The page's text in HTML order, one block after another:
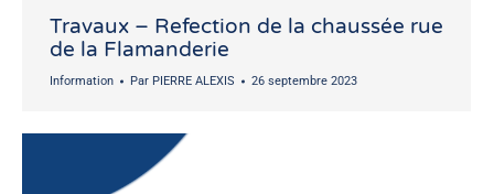
Travaux – Refection de la chaussée rue
de la Flamanderie
Information Par PIERRE ALEXIS 26 septembre 2023